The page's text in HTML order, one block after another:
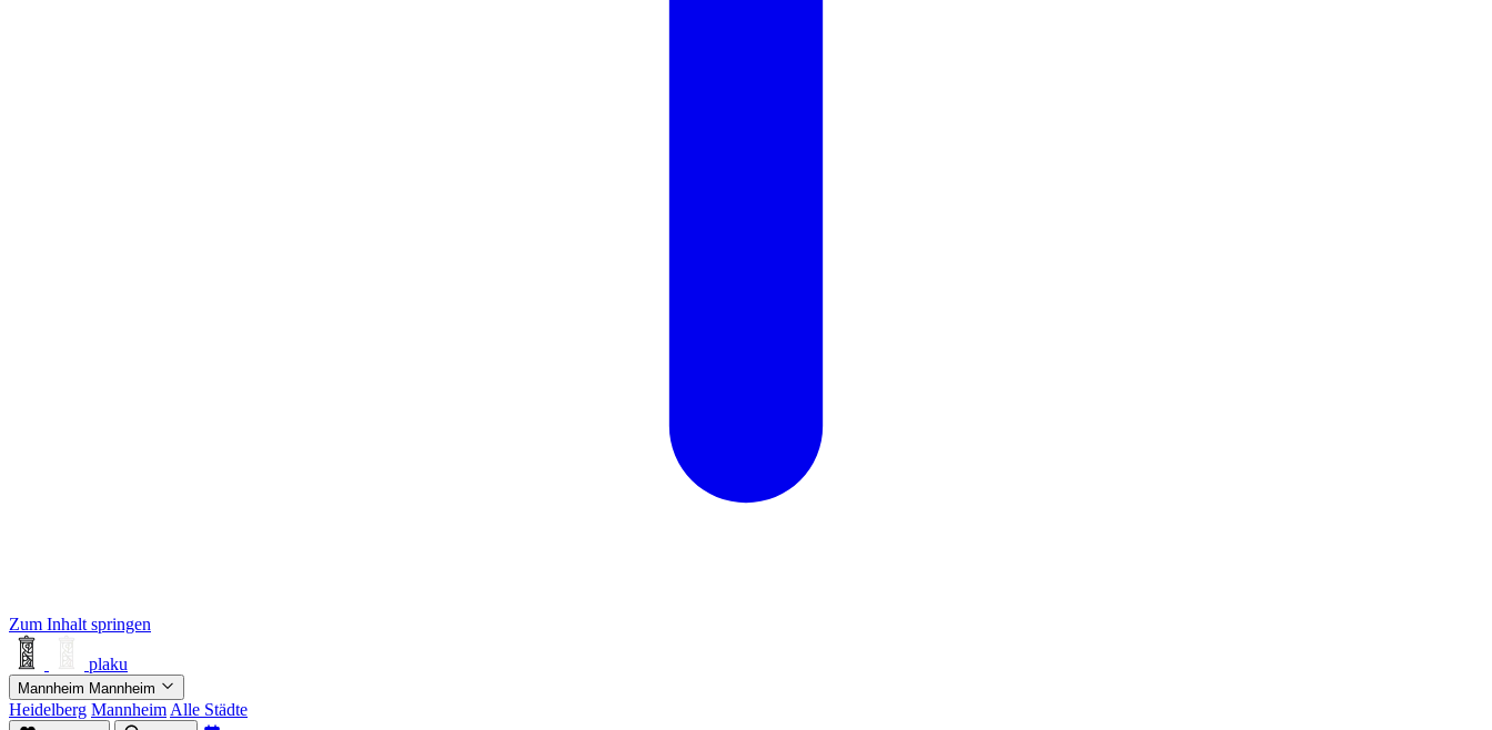
Zum Inhalt springen
plaku
Mannheim Mannheim
Heidelberg Mannheim Alle Städte